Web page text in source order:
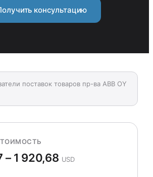
консультацию
поставок товаров пр-ва ABB OY
– 1 920,68 USD